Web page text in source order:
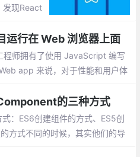
发现React
业类的AP
行在 Web 浏览器上面
师拥有了使用 JavaScript 编写
app 来说，对于性能和用户体
访问。于是 React web 就出现
的三种方式
：ES6创建组件的方式、ES5创
方式不同的时候，其实他们的导